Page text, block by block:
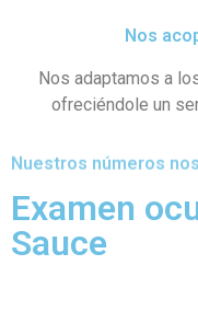
Nos
Nos adaptamos a
ofreciéndole un
Nuestros números
Examen
Sauce